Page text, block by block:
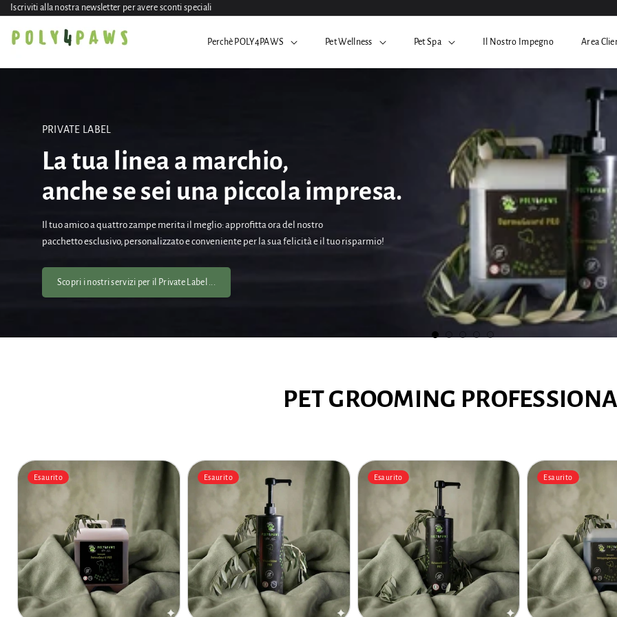
Iscriviti alla nostra newsletter per avere sconti speciali
Perchè POLY4PAWS Pet Wellness Pet Spa Il Nostro Impegno Area
PRIVATE LABEL
La tua linea a marchio,
anche se sei una piccola impresa.
Il tuo amico a quattro zampe merita il meglio: approfitta ora del nostro
pacchetto esclusivo, personalizzato e conveniente per la sua felicità e il tuo risparmio!
Scopri i nostri servizi per il Private Label ...
PET GROOMING
Esaurito Esaurito Esaurito Esaurito